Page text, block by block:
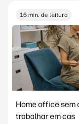
16 min. de leitura
Home office sem
trabalhar em cas